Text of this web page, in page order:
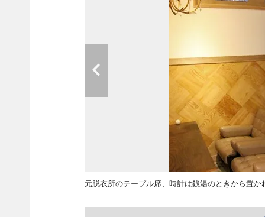
元脱衣所のテーブル席、時計は銭湯のときから置か